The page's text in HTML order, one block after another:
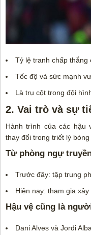
Tỷ lệ tranh chấp thắng
Tốc độ và sức mạnh
Là trụ cột trong đội
2. Vai trò và sự
Hành trình của các hậu
thay đổi trong triết lý bóng
Từ phòng ngự
Trước đây: tập trung
Hiện nay: tham gia
Hậu vệ cũng là
Dani Alves và Jordi